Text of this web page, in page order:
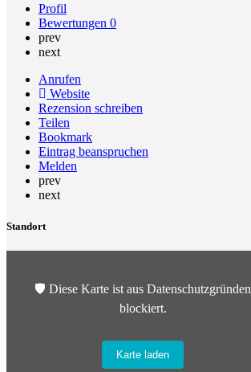
Profil
Bewertungen 0
prev
next
Anrufen
Website
Rezension schreiben
Teilen
Bookmark
Eintrag beanspruchen
Melden
prev
next
Standort
🛡️ Diese Karte ist aus Datenschutzgründen
blockiert.
Karte laden